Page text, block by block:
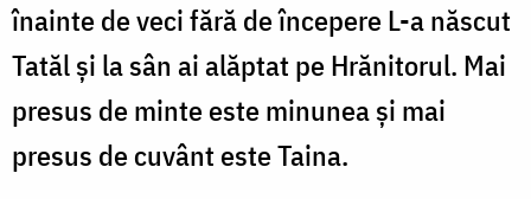
înainte de veci fără de începere L-a născut
Tatăl şi la sân ai alăptat pe Hrănitorul. Mai
presus de minte este minunea şi mai
presus de cuvânt este Taina.